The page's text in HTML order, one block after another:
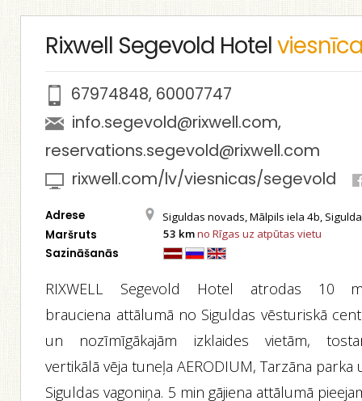
Rixwell Segevold Hotel
67974848, 60007747
info.segevold@rixwell.com,
reservations.segevold@rixwell.com
rixwell.com/lv/viesnicas/segevold
Adrese Siguldas novads, Mālpils iela 4b, Sigulda
Maršruts 53 kmno Rīgas uz atpūtas vietu
Sazināšanās
RIXWELL Segevold Hotel atrodas 10
brauciena attālumā no Siguldas vēsturiskā
un nozīmīgākajām izklaides vietām,
vertikālā vēja tuneļa AERODIUM, Tarzāna parka
Siguldas vagoniņa. 5 min gājiena attālumā